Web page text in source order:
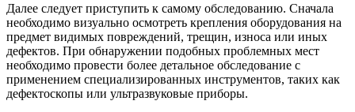
Далее следует приступить к самому обследованию. Сначала
необходимо визуально осмотреть крепления оборудования на
предмет видимых повреждений, трещин, износа или иных
дефектов. При обнаружении подобных проблемных мест
необходимо провести более детальное обследование с
применением специализированных инструментов, таких как
дефектоскопы или ультразвуковые приборы.